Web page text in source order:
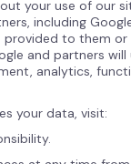
your use of our
including
to them
and partners
analytics,
your data, visit: